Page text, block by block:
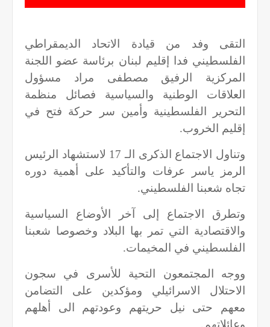
التقى وفد من قيادة الاتحاد الديمقراطي
الفلسطيني فدا إقليم لبنان برئاسة عضو اللجنة
المركزية الرفيق مصطفى مراد مسؤول
العلاقات الوطنية والسياسية فصائل منظمة
التحرير الفلسطينية وأمين سر حركة فتح في
إقليم الخروب.
وتناول الاجتماع الذكرى الـ 17 لاستشهاد الرئيس
الرمز ياسر عرفات والتأكيد على أهمية دوره
تجاه شعبنا الفلسطيني.
وتطرق الاجتماع إلى آخر الأوضاع السياسية
والاقتصادية التي تمر بها البلاد وخصوصا شعبنا
الفلسطيني في المخيمات.
ووجه المجتمعون التحية للأسرى في سجون
الاحتلال الاسرائيلي ومؤكدين على التضامن
معهم حتى نيل حريتهم وعودتهم الى أهلهم
وعائلاتهم.